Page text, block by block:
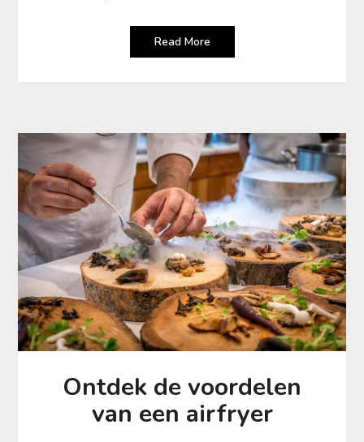
Read More
Ontdek de voordelen
van een airfryer